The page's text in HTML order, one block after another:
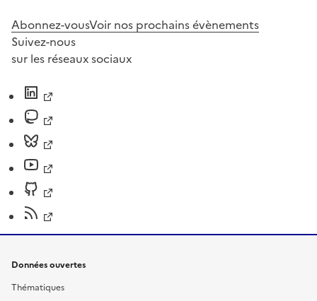
Abonnez-vousVoir nos prochains évènements
Suivez-nous
sur les réseaux sociaux
Données ouvertes
Thématiques